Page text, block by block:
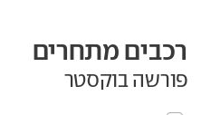
רכבים מתחרים
פורשה בוקסטר